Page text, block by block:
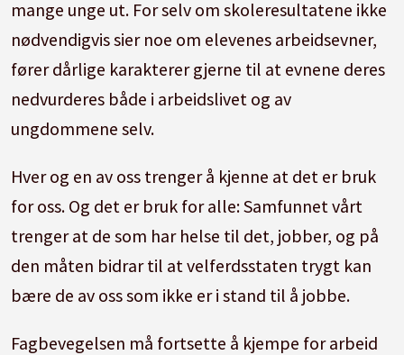
mange unge ut. For selv om skoleresultatene ikke
nødvendigvis sier noe om elevenes arbeidsevner,
fører dårlige karakterer gjerne til at evnene deres
nedvurderes både i arbeidslivet og av
ungdommene selv.
Hver og en av oss trenger å kjenne at det er bruk
for oss. Og det er bruk for alle: Samfunnet vårt
trenger at de som har helse til det, jobber, og på
den måten bidrar til at velferdsstaten trygt kan
bære de av oss som ikke er i stand til å jobbe.
Fagbevegelsen må fortsette å kjempe for arbeid